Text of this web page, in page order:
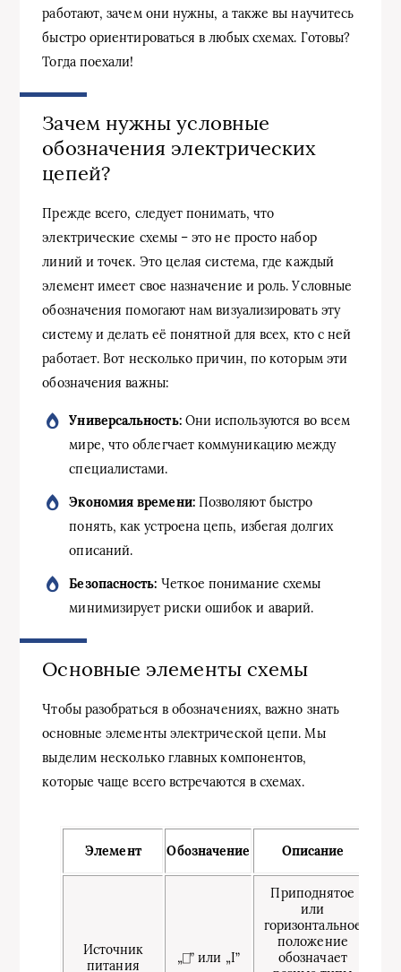
работают, зачем они нужны, а также вы научитесь
быстро ориентироваться в любых схемах. Готовы?
Тогда поехали!
Зачем нужны условные
обозначения электрических
цепей?
Прежде всего, следует понимать, что
электрические схемы – это не просто набор
линий и точек. Это целая система, где каждый
элемент имеет свое назначение и роль. Условные
обозначения помогают нам визуализировать эту
систему и делать её понятной для всех, кто с ней
работает. Вот несколько причин, по которым эти
обозначения важны:
Универсальность:Они используются во всем
мире, что облегчает коммуникацию между
специалистами.
Экономия времени:Позволяют быстро
понять, как устроена цепь, избегая долгих
описаний.
Безопасность: Четкое понимание схемы
минимизирует риски ошибок и аварий.
Основные элементы схемы
Чтобы разобраться в обозначениях, важно знать
основные элементы электрической цепи. Мы
выделим несколько главных компонентов,
которые чаще всего встречаются в схемах.
Элемент Обозначение Описание
Источник
питания
„⎕” или „I”
Приподнятое
или
горизонтальное
положение
обозначает